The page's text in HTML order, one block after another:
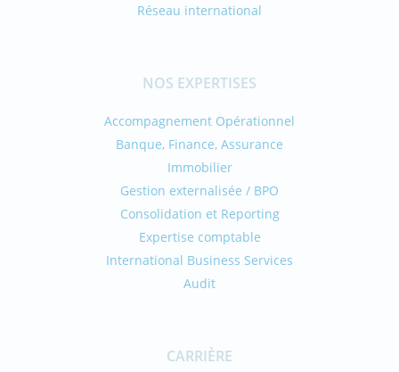
Réseau international
NOS EXPERTISES
Accompagnement Opérationnel
Banque, Finance, Assurance
Immobilier
Gestion externalisée / BPO
Consolidation et Reporting
Expertise comptable
International Business Services
Audit
CARRIÈRE